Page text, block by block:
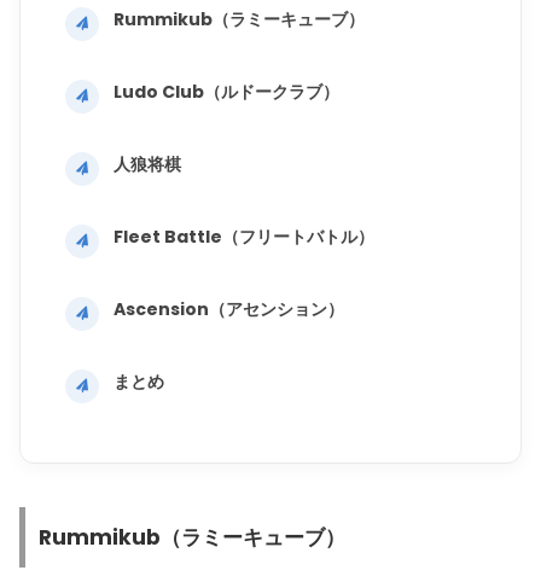
Rummikub（ラミーキューブ）
Ludo Club（ルドークラブ）
人狼将棋
Fleet Battle（フリートバトル）
Ascension（アセンション）
まとめ
Rummikub（ラミーキューブ）